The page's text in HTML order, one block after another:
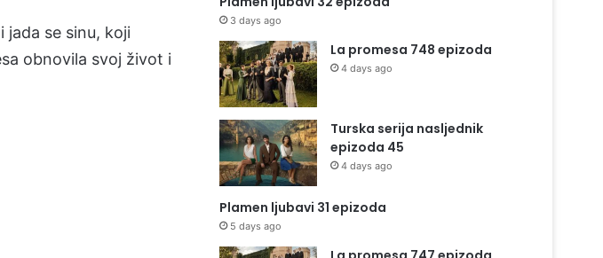
jada se sinu, koji
obnovila svoj život i
3 days ago
La promesa 748 epizoda
4 days ago
Turska serija nasljednik
epizoda 45
4 days ago
Plamen ljubavi 31 epizoda
5 days ago